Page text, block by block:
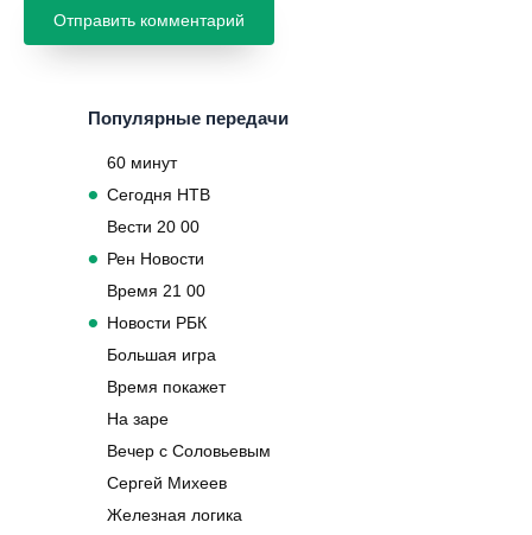
Популярные передачи
60 минут
Сегодня НТВ
Вести 20 00
Рен Новости
Время 21 00
Новости РБК
Большая игра
Время покажет
На заре
Вечер с Соловьевым
Сергей Михеев
Железная логика